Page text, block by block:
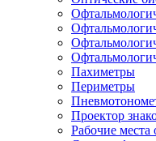
Пахиметры
Периметры
Проектор
Рабочие места